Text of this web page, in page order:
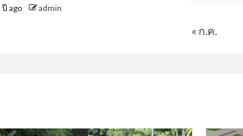
ปี ago admin
« ก.ค.